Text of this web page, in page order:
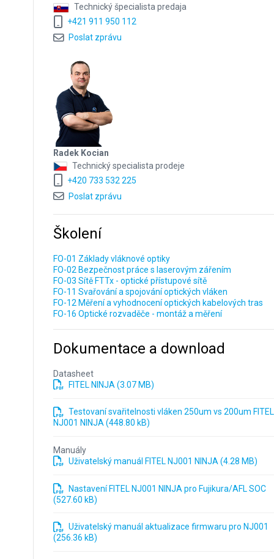
Technický špecialista predaja
+421 911 950 112
Poslat zprávu
Radek Kocian
Technický specialista prodeje
+420 733 532 225
Poslat zprávu
Školení
FO-01 Základy vláknové optiky
FO-02 Bezpečnost práce s laserovým zářením
FO-03 Sítě FTTx - optické přístupové sítě
FO-11 Svařování a spojování optických vláken
FO-12 Měření a vyhodnocení optických kabelových tras
FO-16 Optické rozvaděče - montáž a měření
Dokumentace a download
Datasheet
FITEL NINJA (3.07 MB)
Testovaní svařitelnosti vláken 250um vs 200um FITEL
NJ001 NINJA (448.80 kB)
Manuály
Uživatelský manuál FITEL NJ001 NINJA (4.28 MB)
Nastavení FITEL NJ001 NINJA pro Fujikura/AFL SOC
(527.60 kB)
Uživatelský manuál aktualizace firmwaru pro NJ001
(256.36 kB)